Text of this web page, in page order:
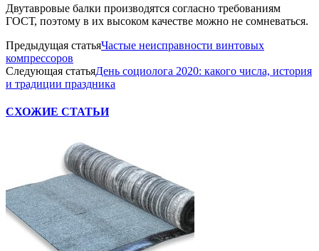
Двутавровые балки производятся согласно требованиям
ГОСТ, поэтому в их высоком качестве можно не сомневаться.
Предыдущая статьяЧастые неисправности винтовых
компрессоров
Следующая статьяДень социолога 2020: какого числа, история
и традиции праздника
СХОЖИЕ СТАТЬИ